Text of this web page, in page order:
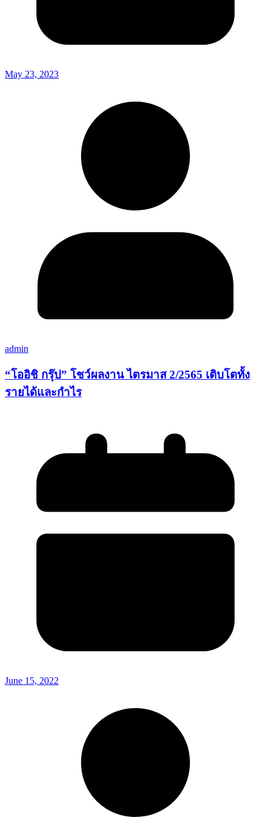
May 23, 2023
admin
“โออิชิ กรุ๊ป” โชว์ผลงาน ไตรมาส 2/2565 เติบโตทั้ง
รายได้และกำไร
June 15, 2022